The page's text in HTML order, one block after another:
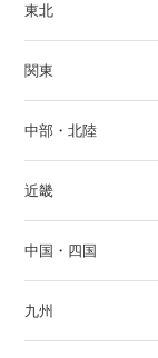
東北
関東
中部・北陸
近畿
中国・四国
九州